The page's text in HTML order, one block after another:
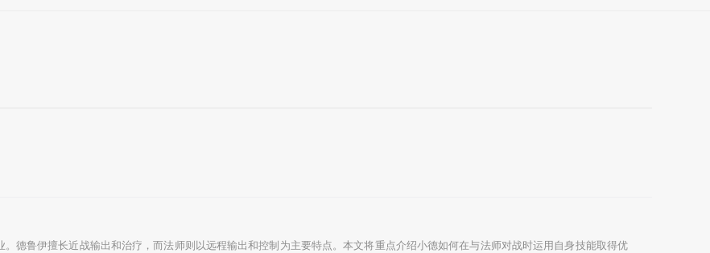
德鲁伊擅长近战输出和治疗，而法师则以远程输出和控制为主要特点。本文将重点介绍小德如何在与法师对战时运用自身技能取得优